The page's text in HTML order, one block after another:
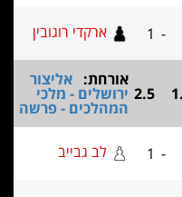
ארקדי רוגובין
אורחת:אליצור
ירושלים - מלכי
המהלכים - פרשה
לב גבייב